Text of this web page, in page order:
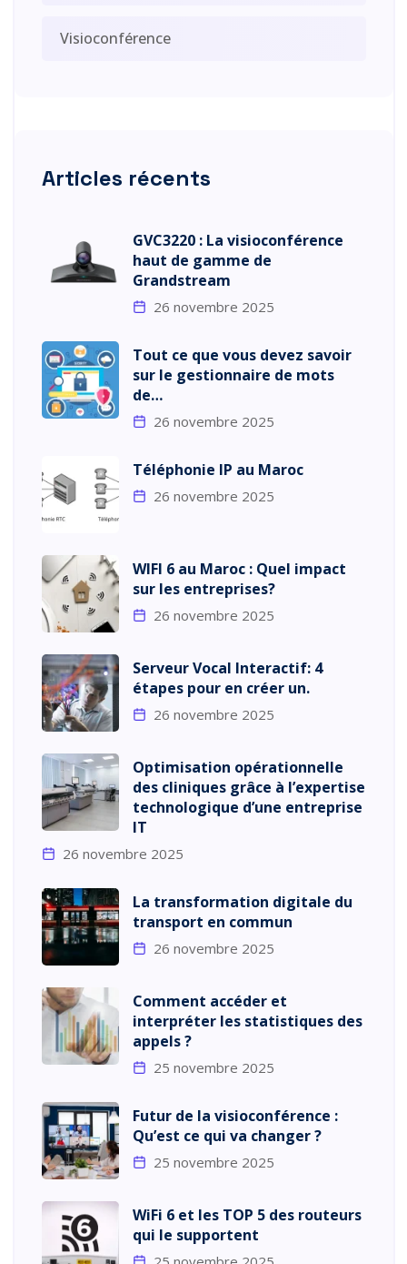
Visioconférence
Articles récents
GVC3220 : La visioconférence
haut de gamme de
Grandstream
26 novembre 2025
Tout ce que vous devez savoir
sur le gestionnaire de mots
de…
26 novembre 2025
Téléphonie IP au Maroc
26 novembre 2025
WIFI 6 au Maroc : Quel impact
sur les entreprises?
26 novembre 2025
Serveur Vocal Interactif: 4
étapes pour en créer un.
26 novembre 2025
Optimisation opérationnelle
des cliniques grâce à l’expertise
technologique d’une entreprise
IT
26 novembre 2025
La transformation digitale du
transport en commun
26 novembre 2025
Comment accéder et
interpréter les statistiques des
appels ?
25 novembre 2025
Futur de la visioconférence :
Qu’est ce qui va changer ?
25 novembre 2025
WiFi 6 et les TOP 5 des routeurs
qui le supportent